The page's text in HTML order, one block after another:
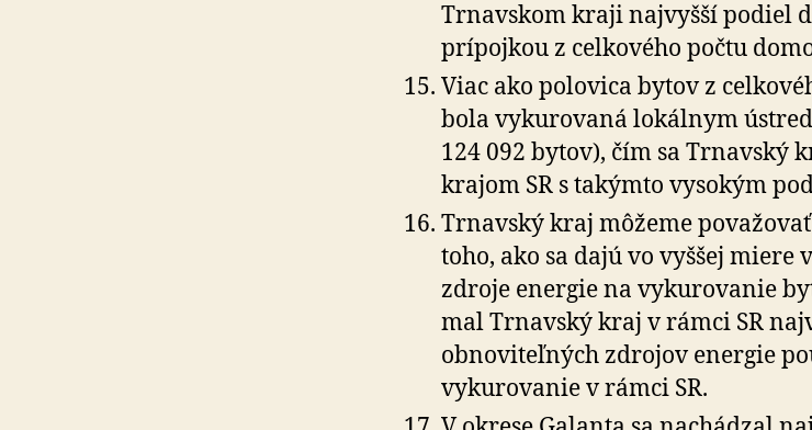
Trnavskom kraji najvyšší podiel
prípojkou z celkového počtu
Viac ako polovica bytov z
bola vykurovaná lokálnym
124 092 bytov), čím sa Trnavský
krajom SR s takýmto vysokým
Trnavský kraj môžeme
toho, ako sa dajú vo vyššej
zdroje energie na vykurovanie
mal Trnavský kraj v rámci SR
obnoviteľných zdrojov energie
vykurovanie v rámci SR.